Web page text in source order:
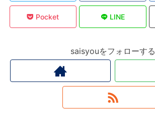
Pocket LINE
saisyouをフォローする